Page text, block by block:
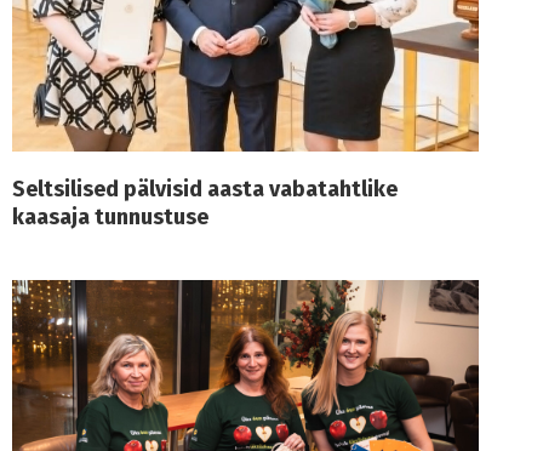
Seltsilised pälvisid aasta vabatahtlike
kaasaja tunnustuse